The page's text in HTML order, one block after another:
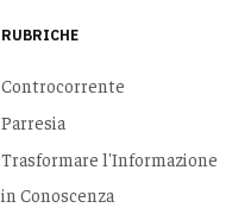
RUBRICHE
Controcorrente
Parresia
Trasformare l'Informazione
in Conoscenza